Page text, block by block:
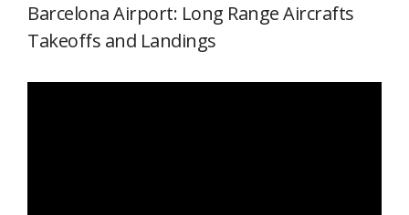
Barcelona Airport: Long Range Aircrafts
Takeoffs and Landings